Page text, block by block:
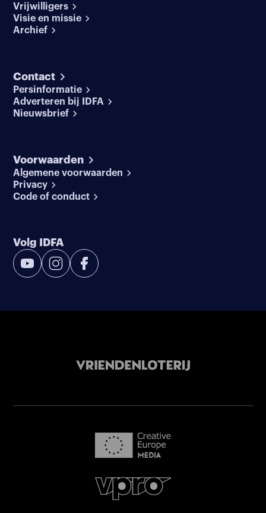
Vrijwilligers
Visie en missie
Archief
Contact
Persinformatie
Adverteren bij IDFA
Nieuwsbrief
Voorwaarden
Algemene voorwaarden
Privacy
Code of conduct
Volg IDFA